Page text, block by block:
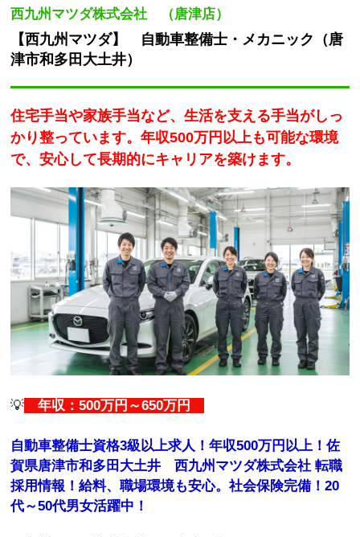
西九州マツダ株式会社 （唐津店）
【西九州マツダ】 自動車整備士・メカニック（唐
津市和多田大土井）
住宅手当や家族手当など、生活を支える手当がしっ
かり整っています。年収500万円以上も可能な環境
で、安心して長期的にキャリアを築けます。
💡 年収：500万円～650万円
自動車整備士資格3級以上求人！年収500万円以上！佐
賀県唐津市和多田大土井 西九州マツダ株式会社 転職
採用情報！給料、職場環境も安心。社会保険完備！20
代～50代男女活躍中！